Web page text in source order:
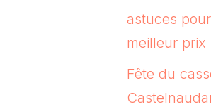
astuces
meilleur prix
Fête du